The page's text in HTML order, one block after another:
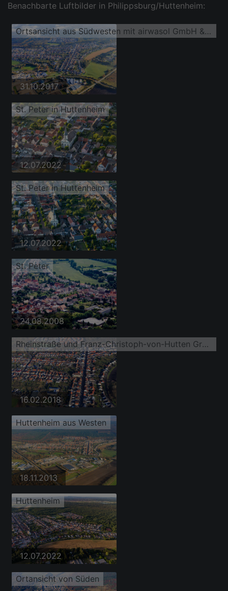
Benachbarte Luftbilder in Philippsburg/Huttenheim:
Ortsansicht aus Südwesten mit airwasol GmbH & Co. KG
31.10.2017
St. Peter in Huttenheim
12.07.2022
St. Peter in Huttenheim
12.07.2022
St. Peter
24.08.2008
Rheinstraße und Franz-Christoph-von-Hutten Grundschule
16.02.2018
Huttenheim aus Westen
18.11.2013
Huttenheim
12.07.2022
Ortansicht von Süden